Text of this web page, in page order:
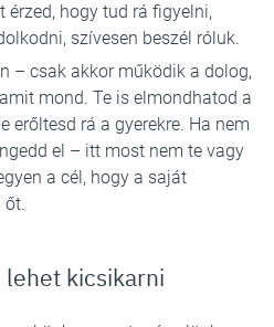
érzed, hogy tud rá figyelni,
szívesen beszél róluk.
– csak akkor működik a dolog,
mond. Te is elmondhatod a
erőltesd rá a gyerekre. Ha nem
el – itt most nem te vagy
a cél, hogy a saját
őt.
lehet kicsikarni